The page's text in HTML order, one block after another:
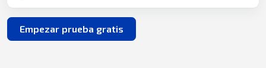
Empezar prueba gratis